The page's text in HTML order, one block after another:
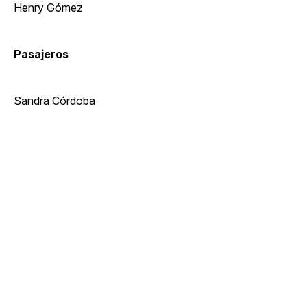
Henry Gómez
Pasajeros
Sandra Córdoba